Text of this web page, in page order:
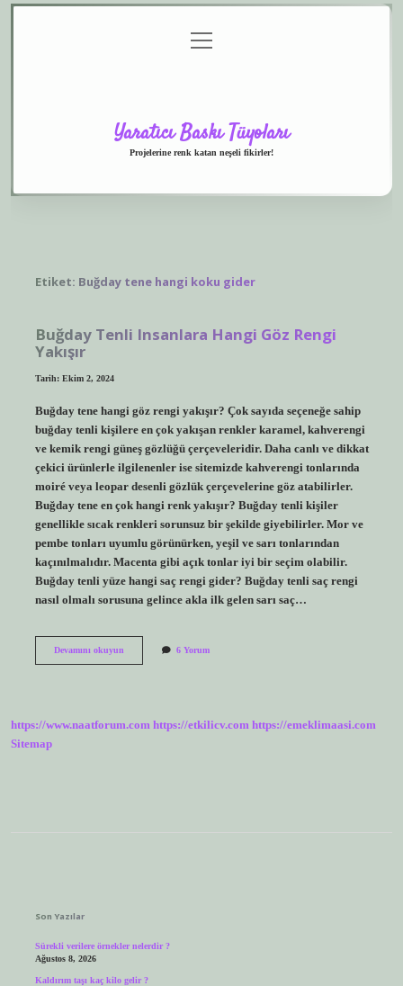
menüyü
aç
Yaratıcı Baskı Tüyoları
Projelerine renk katan neşeli fikirler!
Etiket: Buğday tene hangi koku gider
Buğday Tenli Insanlara Hangi Göz Rengi
Yakışır
Tarih: Ekim 2, 2024
Buğday tene hangi göz rengi yakışır? Çok sayıda seçeneğe sahip
buğday tenli kişilere en çok yakışan renkler karamel, kahverengi
ve kemik rengi güneş gözlüğü çerçeveleridir. Daha canlı ve dikkat
çekici ürünlerle ilgilenenler ise sitemizde kahverengi tonlarında
moiré veya leopar desenli gözlük çerçevelerine göz atabilirler.
Buğday tene en çok hangi renk yakışır? Buğday tenli kişiler
genellikle sıcak renkleri sorunsuz bir şekilde giyebilirler. Mor ve
pembe tonları uyumlu görünürken, yeşil ve sarı tonlarından
kaçınılmalıdır. Macenta gibi açık tonlar iyi bir seçim olabilir.
Buğday tenli yüze hangi saç rengi gider? Buğday tenli saç rengi
nasıl olmalı sorusuna gelince akla ilk gelen sarı saç…
Devamını okuyunBuğday
Yakışır
6 Yorum
https://www.naatforum.com https://etkilicv.com https://emeklimaasi.com
Sitemap
Son Yazılar
Sürekli verilere örnekler nelerdir ?
Ağustos 8, 2026
Kaldırım taşı kaç kilo gelir ?